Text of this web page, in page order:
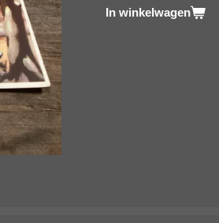
In winkelwagen